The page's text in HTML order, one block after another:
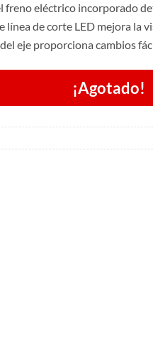
freno eléctrico incorporado
línea de corte LED mejora la
eje proporciona cambios
¡Agotado!